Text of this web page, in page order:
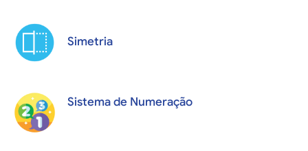
Simetria
Sistema de Numeração